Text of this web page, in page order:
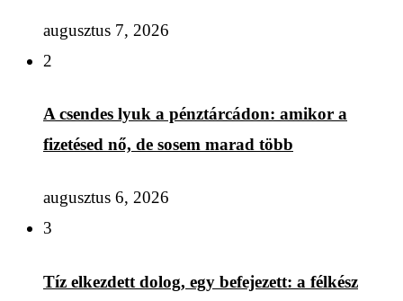
augusztus 7, 2026
2
A csendes lyuk a pénztárcádon: amikor a
fizetésed nő, de sosem marad több
augusztus 6, 2026
3
Tíz elkezdett dolog, egy befejezett: a félkész